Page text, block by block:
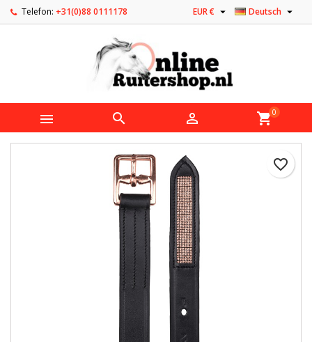
Telefon: +31(0)88 0111178 Deutsch 
EUR € 
   shopping_cart0
favorite_border